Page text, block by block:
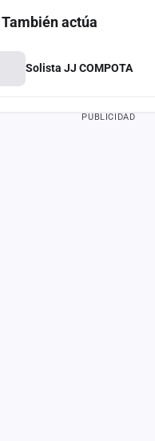
Tambiénactúa
Solista JJ COMPOTA
PUBLICIDAD